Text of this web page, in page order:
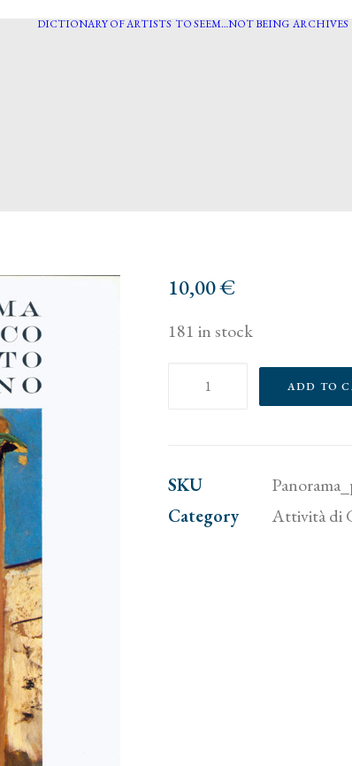
DICTIONARY OF ARTISTS TO SEEM…NOT BEING ARCHIVES
10,00€
181 in stock
Panorama
ADD TO
SKU
Category
Attività di